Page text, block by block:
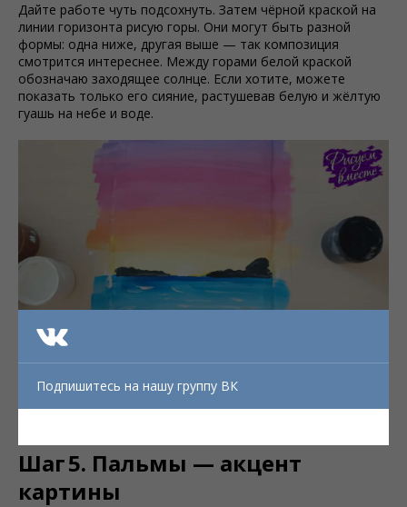
Дайте работе чуть подсохнуть. Затем чёрной краской на
линии горизонта рисую горы. Они могут быть разной
формы: одна ниже, другая выше — так композиция
смотрится интереснее. Между горами белой краской
обозначаю заходящее солнце. Если хотите, можете
показать только его сияние, растушевав белую и жёлтую
гуашь на небе и воде.
Когда листок подсохнет, черным цветом рисуем
горы на линии горизонта. Белым цветом рисуем
заходящее солнце.
Шаг 5. Пальмы — акцент
картины
Подпишитесь на нашу группу ВК